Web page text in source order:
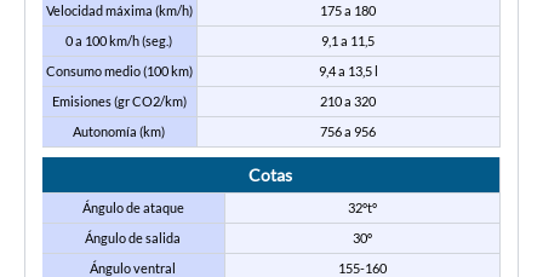
Velocidad máxima (km/h)
175 a 180
0 a 100 km/h (seg.)
9,1 a 11,5
Consumo medio (100 km)
9,4 a 13,5 l
Emisiones (gr CO2/km)
210 a 320
Autonomía (km)
756 a 956
Cotas
Ángulo de ataque
32ºtº
Ángulo de salida
30º
Ángulo ventral
155-160